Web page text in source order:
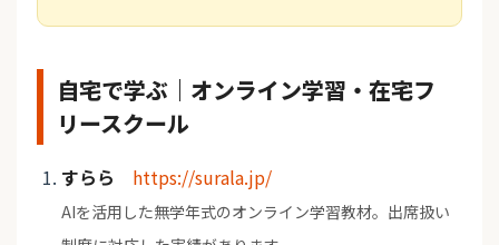
自宅で学ぶ｜オンライン学習・在宅フ
リースクール
すらら https://surala.jp/
AIを活用した無学年式のオンライン学習教材。出席扱い